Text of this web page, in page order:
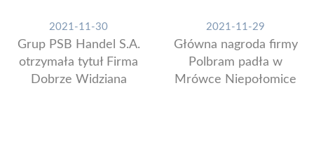
2021-11-30
Grup PSB Handel S.A.
otrzymała tytuł Firma
Dobrze Widziana
2021-11-29
Główna nagroda firmy
Polbram padła w
Mrówce Niepołomice